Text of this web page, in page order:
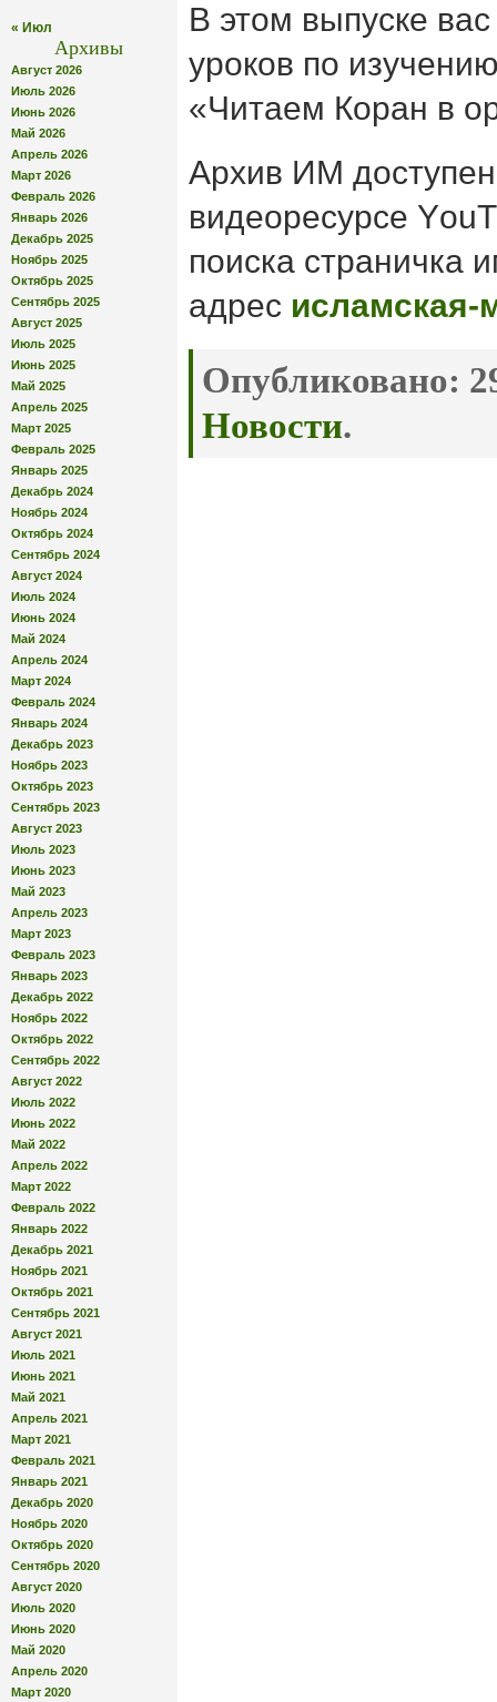
« Июл
Архивы
Август 2026
Июль 2026
Июнь 2026
Май 2026
Апрель 2026
Март 2026
Февраль 2026
Январь 2026
Декабрь 2025
Ноябрь 2025
Октябрь 2025
Сентябрь 2025
Август 2025
Июль 2025
Июнь 2025
Май 2025
Апрель 2025
Март 2025
Февраль 2025
Январь 2025
Декабрь 2024
Ноябрь 2024
Октябрь 2024
Сентябрь 2024
Август 2024
Июль 2024
Июнь 2024
Май 2024
Апрель 2024
Март 2024
Февраль 2024
Январь 2024
Декабрь 2023
Ноябрь 2023
Октябрь 2023
Сентябрь 2023
Август 2023
Июль 2023
Июнь 2023
Май 2023
Апрель 2023
Март 2023
Февраль 2023
Январь 2023
Декабрь 2022
Ноябрь 2022
Октябрь 2022
Сентябрь 2022
Август 2022
Июль 2022
Июнь 2022
Май 2022
Апрель 2022
Март 2022
Февраль 2022
Январь 2022
Декабрь 2021
Ноябрь 2021
Октябрь 2021
Сентябрь 2021
Август 2021
Июль 2021
Июнь 2021
Май 2021
Апрель 2021
Март 2021
Февраль 2021
Январь 2021
Декабрь 2020
Ноябрь 2020
Октябрь 2020
Сентябрь 2020
Август 2020
Июль 2020
Июнь 2020
Май 2020
Апрель 2020
Март 2020
В этом выпуске
уроков по
«Читаем Коран в
Архив ИМ
видеоресурсе
поиска страничка
адрес исламская-
Опубликовано:
Новости.